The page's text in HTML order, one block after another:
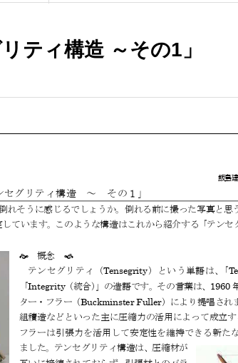
ティ構造 ～その1」